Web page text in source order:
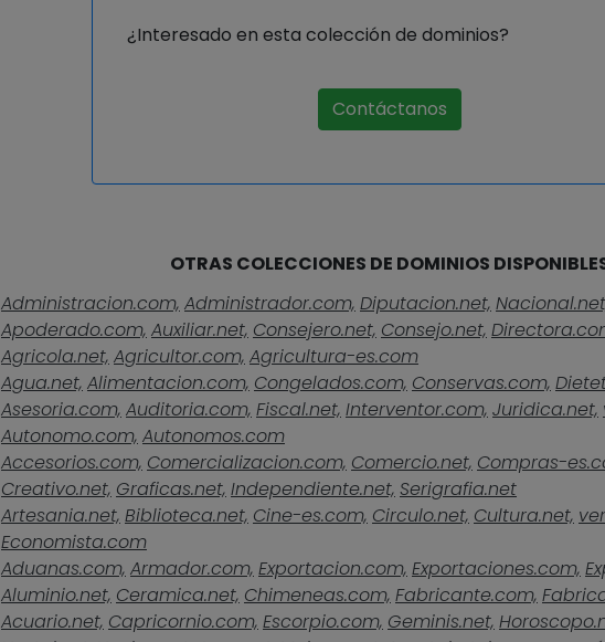
¿Interesado en esta colección de dominios?
Contáctanos
OTRAS COLECCIONES DE DOMINIOS
Administracion.com, Administrador.com, Diputacion.net,
Apoderado.com, Auxiliar.net, Consejero.net, Consejo.net,
Agricola.net, Agricultor.com, Agricultura-es.com
Agua.net, Alimentacion.com, Congelados.com, Conservas.com,
Asesoria.com, Auditoria.com, Fiscal.net, Interventor.com, Juridica.net,
Autonomo.com, Autonomos.com
Accesorios.com, Comercializacion.com, Comercio.net, Compras-
Creativo.net, Graficas.net, Independiente.net, Serigrafia.net
Artesania.net, Biblioteca.net, Cine-es.com, Circulo.net, Cultura.net,
Economista.com
Aduanas.com, Armador.com, Exportacion.com, Exportaciones.com,
Aluminio.net, Ceramica.net, Chimeneas.com, Fabricante.com,
Acuario.net, Capricornio.com, Escorpio.com, Geminis.net,